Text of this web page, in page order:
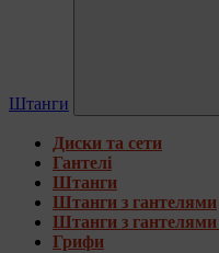
Штанги
Диски та сети
Гантелі
Штанги
Штанги з гантелями
Штанги з
Грифи